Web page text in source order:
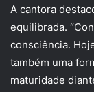
A cantora
equilibrada.
consciência.
também uma
maturidade